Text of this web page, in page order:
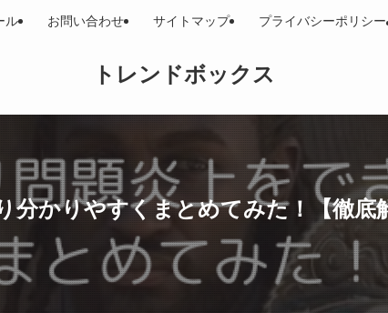
トレンドボックス
ル お問い合わせ サイトマップ プライバシーポリシー
分かりやすくまとめてみた！【徹底